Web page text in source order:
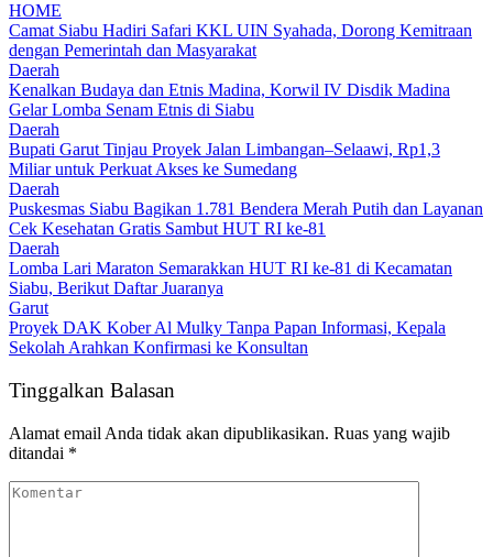
HOME
Camat Siabu Hadiri Safari KKL UIN Syahada, Dorong Kemitraan
dengan Pemerintah dan Masyarakat
Daerah
Kenalkan Budaya dan Etnis Madina, Korwil IV Disdik Madina
Gelar Lomba Senam Etnis di Siabu
Daerah
Bupati Garut Tinjau Proyek Jalan Limbangan–Selaawi, Rp1,3
Miliar untuk Perkuat Akses ke Sumedang
Daerah
Puskesmas Siabu Bagikan 1.781 Bendera Merah Putih dan Layanan
Cek Kesehatan Gratis Sambut HUT RI ke-81
Daerah
Lomba Lari Maraton Semarakkan HUT RI ke-81 di Kecamatan
Siabu, Berikut Daftar Juaranya
Garut
Proyek DAK Kober Al Mulky Tanpa Papan Informasi, Kepala
Sekolah Arahkan Konfirmasi ke Konsultan
Tinggalkan Balasan
Alamat email Anda tidak akan dipublikasikan. Ruas yang wajib
ditandai *